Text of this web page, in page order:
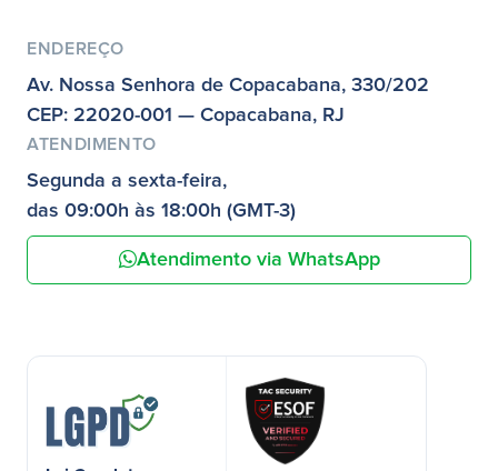
ENDEREÇO
Av. Nossa Senhora de Copacabana, 330/202
CEP: 22020-001 — Copacabana, RJ
ATENDIMENTO
Segunda a sexta-feira,
das 09:00h às 18:00h (GMT-3)
Atendimento via WhatsApp